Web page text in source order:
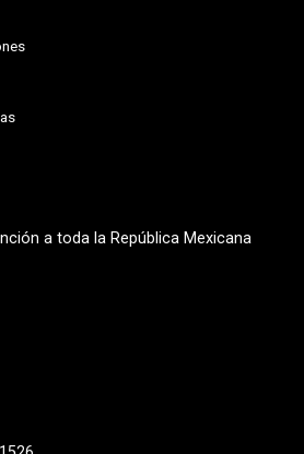
a toda la República Mexicana